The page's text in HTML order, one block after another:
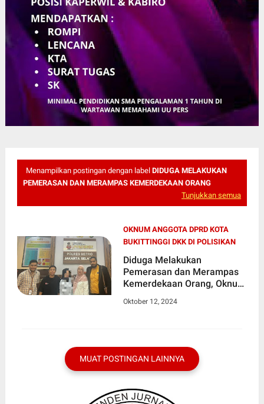
Menampilkan postingan dengan label DIDUGA MELAKUKAN
PEMERASAN DAN MERAMPAS KEMERDEKAAN ORANG
Tunjukkan semua
OKNUM ANGGOTA DPRD KOTA
BUKITTINGGI DKK DI POLISIKAN
Diduga Melakukan
Pemerasan dan Merampas
Kemerdekaan Orang, Oknum
Bukittinggi Dkk di Polisikan.
Oktober 12, 2024
MUAT POSTINGAN LAINNYA